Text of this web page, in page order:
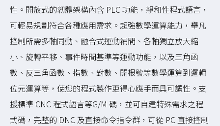
性。開放式的韌體架構內含 PLC 功能，親和性程式語言，
可輕易規劃符合各種應用需求。超強數學運算能力，舉凡
控制所需多軸同動、融合式運動補間、各軸獨立放大縮
小、旋轉平移、事件時間基準等運動功能，以及三角函
數、反三角函數、指數、對數、開根號等數學運算到邏輯
位元運算等，使您的程式製作更得心應手而具可讀性。支
援標準 CNC 程式語言等G/M 碼，並可自建特殊需求之程
式碼，完整的 DNC 及直接命令指令群，可從 PC 直接控制